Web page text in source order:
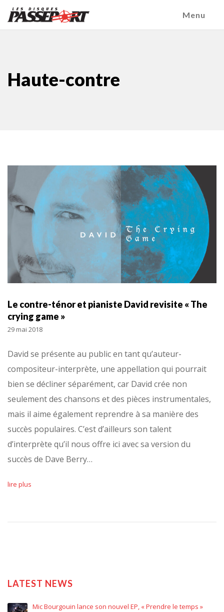
Menu
Haute-contre
Le contre-ténor et pianiste David revisite « The
crying game »
29 mai 2018
David se présente au public en tant qu’auteur-
compositeur-interprète, une appellation qui pourrait
bien se décliner séparément, car David crée non
seulement des chansons et des pièces instrumentales,
mais il aime également reprendre à sa manière des
succès populaires. C’est d’ailleurs son talent
d’interprète qu’il nous offre ici avec sa version du
succès de Dave Berry…
lire plus
LATEST NEWS
Mic Bourgouin lance son nouvel EP, « Prendre le temps »